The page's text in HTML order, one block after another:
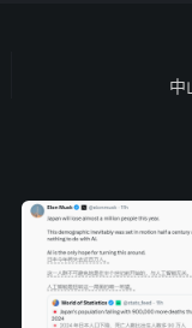
中